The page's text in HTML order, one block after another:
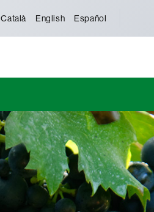
Català English Español